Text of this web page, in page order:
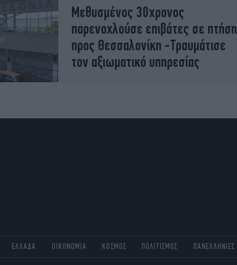
Μεθυσμένος 30χρονος
παρενοχλούσε επιβάτες σε πτήση
προς Θεσσαλονίκη -Τραυμάτισε
τον αξιωματικό υπηρεσίας
ΕΛΛΑΔΑ ΟΙΚΟΝΟΜΙΑ ΚΟΣΜΟΣ ΠΟΛΙΤΙΣΜΟΣ ΠΑΝΕΛΛΗΝΙΕΣ